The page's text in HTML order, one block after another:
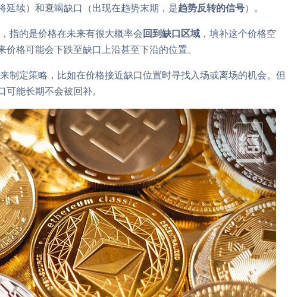
延续）和衰竭缺口（出现在趋势末期，是趋势反转的信号）。
指的是价格在未来有很大概率会回到缺口区域 ，填补这个价格空
格可能会下跌至缺口上沿甚至下沿的位置。
制定策略，比如在价格接近缺口位置时寻找入场或离场的机会。但
能长期不会被回补。